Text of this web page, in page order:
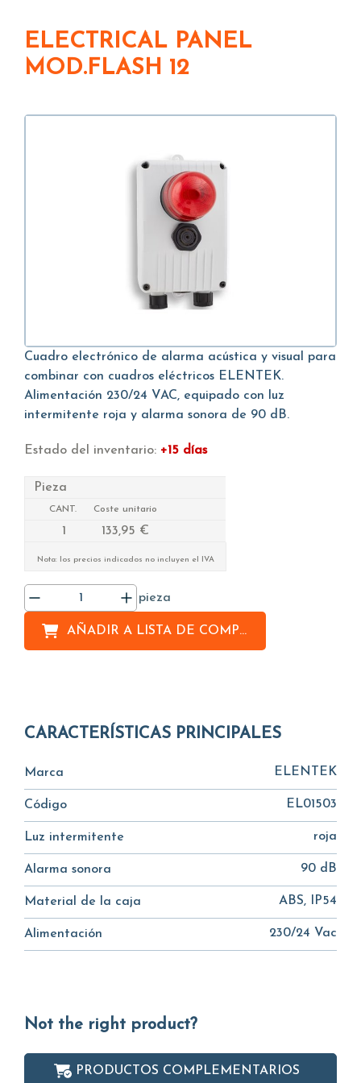
ELECTRICAL PANEL
MOD.FLASH 12
Cuadro electrónico de alarma acústica y visual para
combinar con cuadros eléctricos ELENTEK.
Alimentación 230/24 VAC, equipado con luz
intermitente roja y alarma sonora de 90 dB.
Estado del inventario: +15 días
Pieza
CANT. Coste unitario
1 133,95 €
Nota: los precios indicados no incluyen el IVA
pieza
AÑADIR ALISTA DE COMPRAS
CARACTERÍSTICAS PRINCIPALES
Marca ELENTEK
Código EL01503
Luz intermitente roja
Alarma sonora 90 dB
Material de la caja ABS, IP54
Alimentación 230/24 Vac
Not the right product?
PRODUCTOS COMPLEMENTARIOS